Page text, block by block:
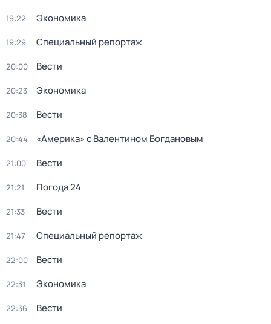
19:22 Экономика
19:29 Специальный репортаж
20:00 Вести
20:23 Экономика
20:38 Вести
20:44 «Америка» с Валентином Богдановым
21:00 Вести
21:21 Погода 24
21:33 Вести
21:47 Специальный репортаж
22:00 Вести
22:31 Экономика
22:36 Вести